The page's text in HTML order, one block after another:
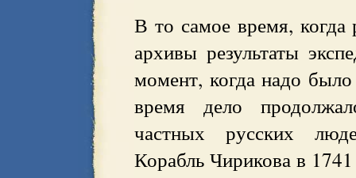
В то самое время, когда
архивы результаты
момент, когда надо
время дело
частных русских
Корабль Чирикова в